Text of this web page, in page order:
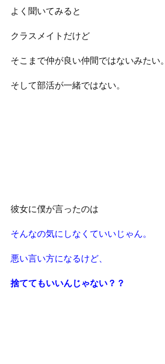
よく聞いてみると
クラスメイトだけど
そこまで仲が良い仲間ではないみたい。
そして部活が一緒ではない。
彼女に僕が言ったのは
そんなの気にしなくていいじゃん。
悪い言い方になるけど、
捨ててもいいんじゃない？？